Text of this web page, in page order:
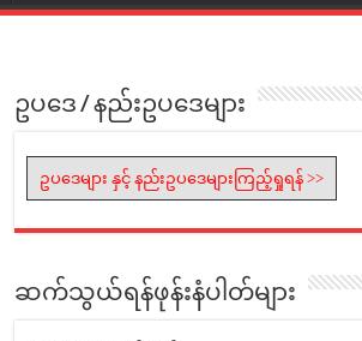
ဥပဒေ / နည်းဥပဒေများ
ဥပဒေများ နှင့် နည်းဥပဒေများကြည့်ရှုရန် >>
ဆက်သွယ်ရန်ဖုန်းနံပါတ်များ